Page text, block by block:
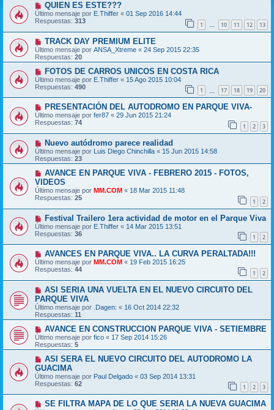
QUIEN ES ESTE???
Último mensaje por E.Thiffer « 01 Sep 2016 14:44
Respuestas: 313 1 … 10 11 12 13
TRACK DAY PREMIUM ELITE
Último mensaje por ANSA_Xtreme « 24 Sep 2015 22:35
Respuestas: 20
FOTOS DE CARROS UNICOS EN COSTA RICA
Último mensaje por E.Thiffer « 15 Ago 2015 10:04
Respuestas: 490 1 17 18 19 20
PRESENTACIÓN DEL AUTODROMO EN PARQUE VIVA-
Último mensaje por fer87 « 29 Jun 2015 21:24
Respuestas: 74 1 2 3
Nuevo autódromo parece realidad
Último mensaje por Luis Diego Chinchilla « 15 Jun 2015 14:58
Respuestas: 23
AVANCE EN PARQUE VIVA - FEBRERO 2015 - FOTOS,
VIDEOS
Último mensaje por MM.COM « 18 Mar 2015 11:48
Respuestas: 25 1 2
Festival Trailero 1era actividad de motor en el Parque Viva
Último mensaje por E.Thiffer « 14 Mar 2015 13:51
Respuestas: 36 1 2
AVANCES EN PARQUE VIVA.. LA CURVA PERALTADA!!!
Último mensaje por MM.COM « 19 Feb 2015 16:25
Respuestas: 44 1 2
ASI SERIA UNA VUELTA EN EL NUEVO CIRCUITO DEL
PARQUE VIVA
Último mensaje por .Dagen: « 16 Oct 2014 22:32
Respuestas: 11
AVANCE EN CONSTRUCCION PARQUE VIVA - SETIEMBRE
Último mensaje por fico « 17 Sep 2014 15:26
Respuestas: 5
ASI SERA EL NUEVO CIRCUITO DEL AUTODROMO LA
GUACIMA
Último mensaje por Paul Delgado « 03 Sep 2014 13:31
Respuestas: 62 1 2 3
SE FILTRA MAPA DE LO QUE SERIA LA NUEVA GUACIMA